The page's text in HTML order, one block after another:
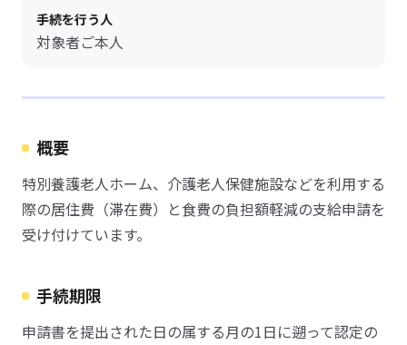
手続を行う人
対象者ご本人
概要
特別養護老人ホーム、介護老人保健施設などを利用する
際の居住費（滞在費）と食費の負担額軽減の支給申請を
受け付けています。
手続期限
申請書を提出された日の属する月の1日に遡って認定の